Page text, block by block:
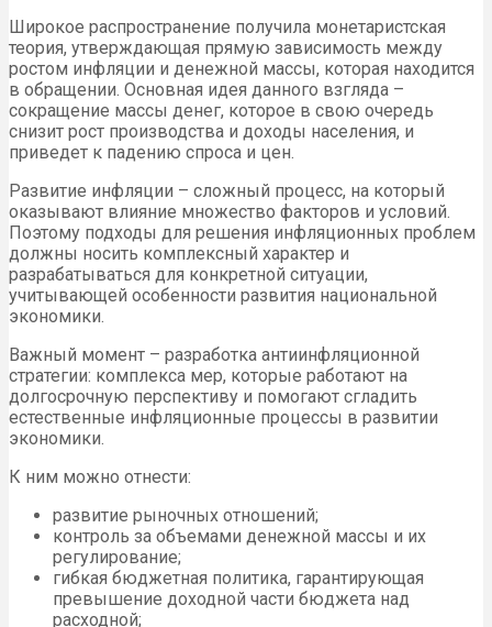
Широкое распространение получила монетаристская
теория, утверждающая прямую зависимость между
ростом инфляции и денежной массы, которая находится
в обращении. Основная идея данного взгляда –
сокращение массы денег, которое в свою очередь
снизит рост производства и доходы населения, и
приведет к падению спроса и цен.
Развитие инфляции – сложный процесс, на который
оказывают влияние множество факторов и условий.
Поэтому подходы для решения инфляционных проблем
должны носить комплексный характер и
разрабатываться для конкретной ситуации,
учитывающей особенности развития национальной
экономики.
Важный момент – разработка антиинфляционной
стратегии: комплекса мер, которые работают на
долгосрочную перспективу и помогают сгладить
естественные инфляционные процессы в развитии
экономики.
К ним можно отнести:
развитие рыночных отношений;
контроль за объемами денежной массы и их
регулирование;
гибкая бюджетная политика, гарантирующая
превышение доходной части бюджета над
расходной;